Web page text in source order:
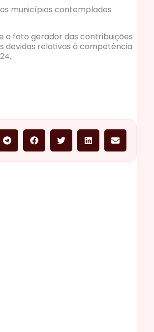
municípios contemplados
o fato gerador das contribuições
devidas relativas à competência